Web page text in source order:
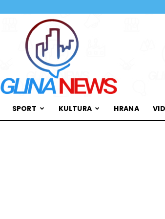
SPORT KULTURA HRANA